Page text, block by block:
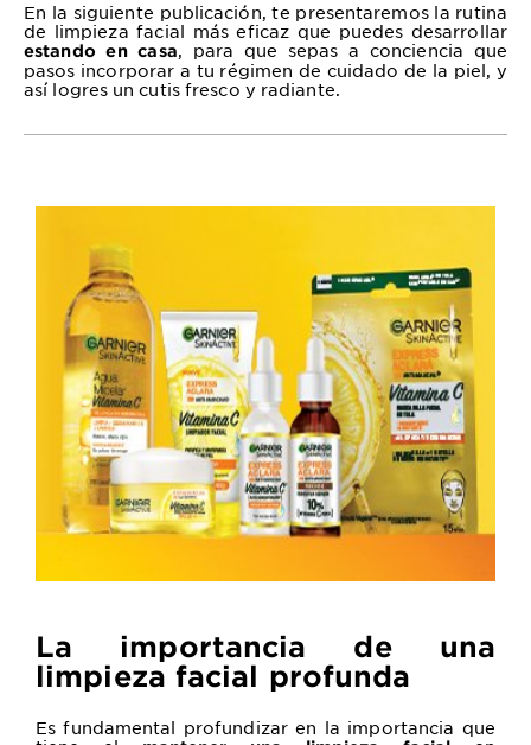
En la siguiente publicación, te presentaremos la rutina
de limpieza facial más eficaz que puedes desarrollar
estando en casa, para que sepas a conciencia que
pasos incorporar a tu régimen de cuidado de la piel, y
así logres un cutis fresco y radiante.
La importancia de una
limpieza facial profunda
Es fundamental profundizar en la importancia que